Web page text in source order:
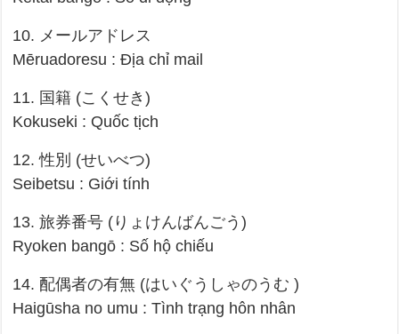
10. メールアドレス
Mēruadoresu : Địa chỉ mail
11. 国籍 (こくせき)
Kokuseki : Quốc tịch
12. 性別 (せいべつ)
Seibetsu : Giới tính
13. 旅券番号 (りょけんばんごう)
Ryoken bangō : Số hộ chiếu
14. 配偶者の有無 (はいぐうしゃのうむ )
Haigūsha no umu : Tình trạng hôn nhân